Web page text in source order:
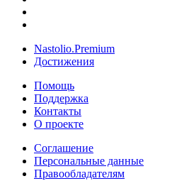
Nastolio.Premium
Достижения
Помощь
Поддержка
Контакты
О проекте
Соглашение
Персональные данные
Правообладателям